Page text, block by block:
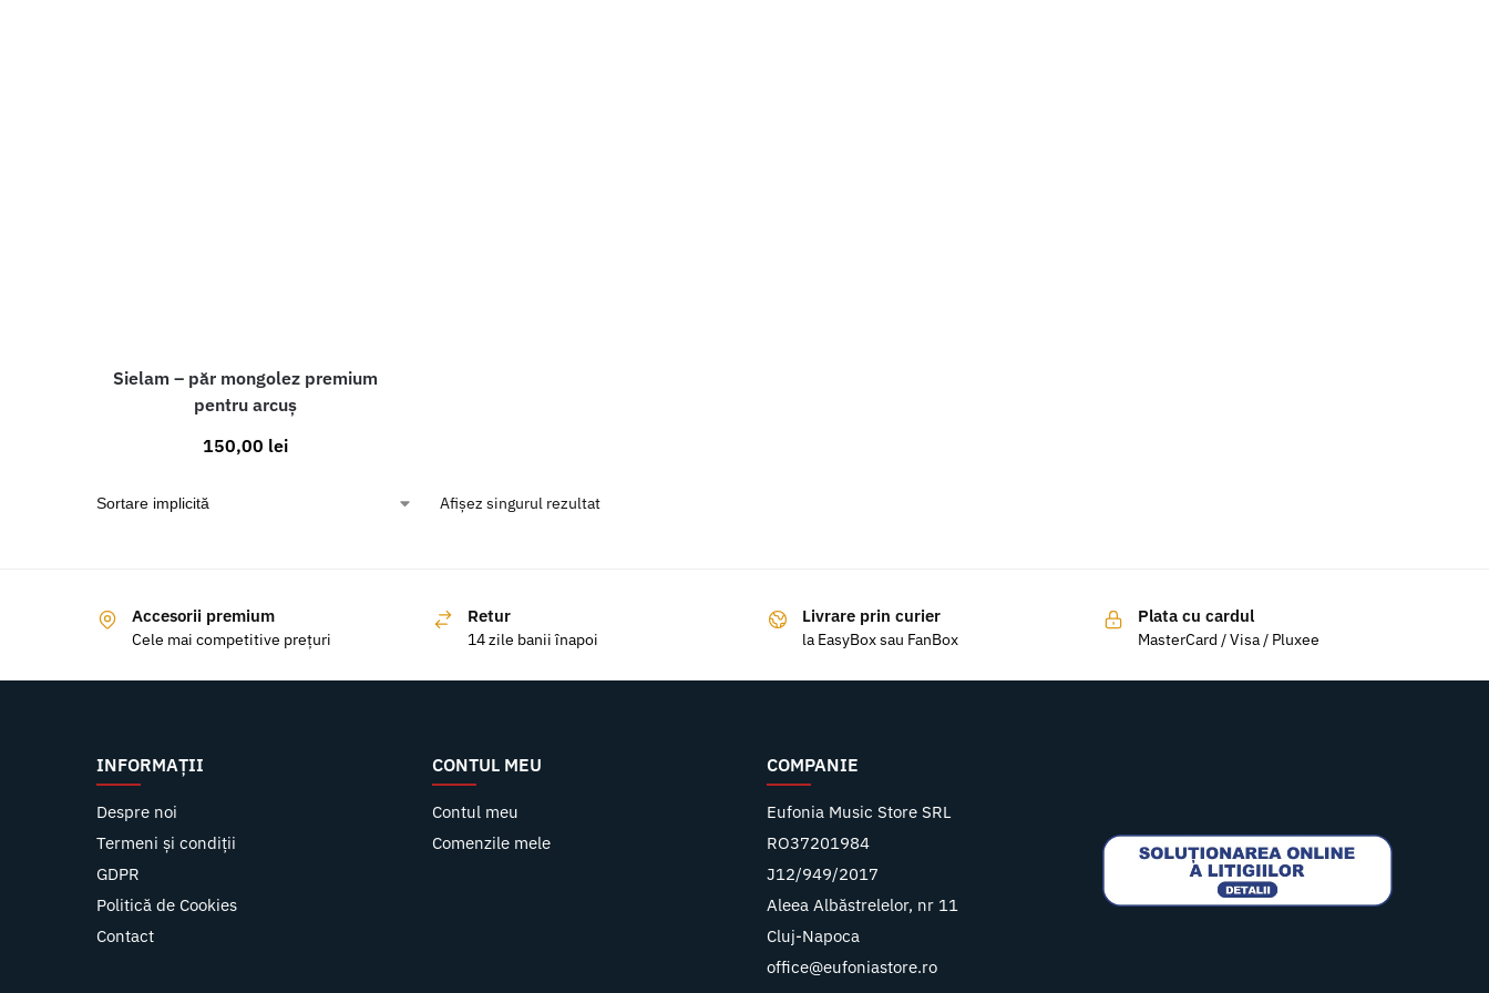
Sielam – păr mongolez premium
pentru arcuș
150,00 lei
Afișez singurul rezultat
Accesorii premium
Cele mai competitive prețuri
Retur
14 zile banii înapoi
Livrare prin curier
la EasyBox sau FanBox
Plata cu cardul
MasterCard / Visa / Pluxee
INFORMAȚII
Despre noi
Termeni și condiții
GDPR
Politică de Cookies
Contact
CONTUL MEU
Contul meu
Comenzile mele
COMPANIE
Eufonia Music Store SRL
RO37201984
J12/949/2017
Aleea Albăstrelelor, nr 11
Cluj-Napoca
office@eufoniastore.ro